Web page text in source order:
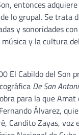
entonces
lo grupal. Se trata
y sonoridades
y la cultura
El Cabildo del Son
De San
para la que Amat
Álvarez,
Candito Zayas, voz